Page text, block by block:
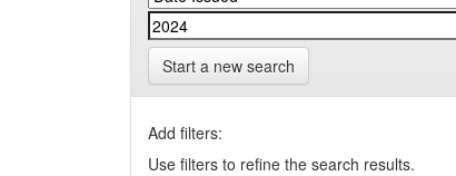
Start a new search
Add filters:
Use filters to refine the search results.